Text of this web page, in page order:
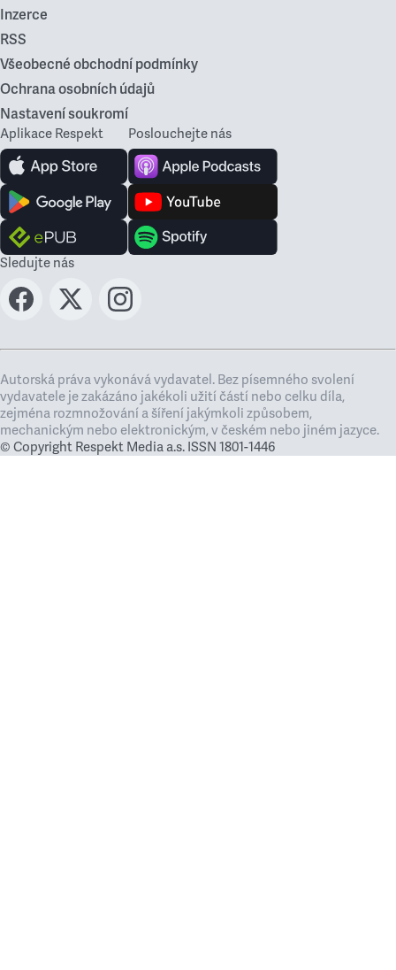
Inzerce
RSS
Všeobecné obchodní podmínky
Ochrana osobních údajů
Nastavení soukromí
Aplikace Respekt Poslouchejte nás
Sledujte nás
Autorská práva vykonává vydavatel. Bez písemného svolení
vydavatele je zakázáno jakékoli užití částí nebo celku díla,
zejména rozmnožování a šíření jakýmkoli způsobem,
mechanickým nebo elektronickým, v českém nebo jiném jazyce.
© Copyright Respekt Media a.s. ISSN 1801-1446